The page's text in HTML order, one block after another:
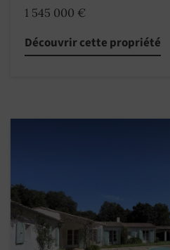
1 545 000 €
Découvrir cette propriété